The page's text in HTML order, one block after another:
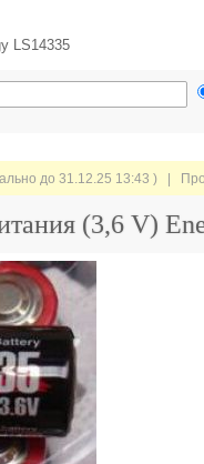
LS14335
до 31.12.25 13:43 ) |
(3,6 V)